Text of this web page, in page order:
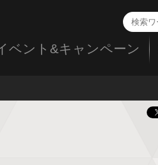
ベント&キャンペーン